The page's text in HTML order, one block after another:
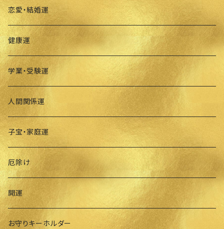
恋愛・結婚運
健康運
学業・受験運
人間関係運
子宝・家庭運
厄除け
開運
お守りキーホルダー